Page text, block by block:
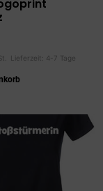
Lieferzeit: 4-7 Tage